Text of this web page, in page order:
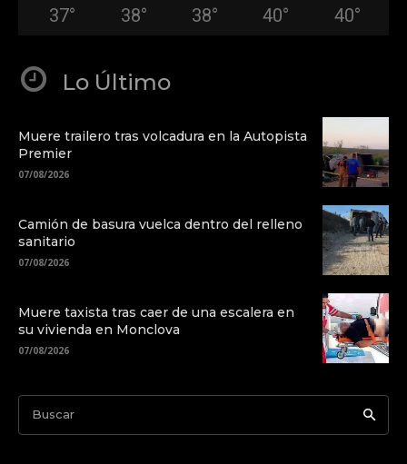
37° 38° 38° 40° 40°
Lo Último
Muere trailero tras volcadura en la Autopista
Premier
07/08/2026
Camión de basura vuelca dentro del relleno
sanitario
07/08/2026
Muere taxista tras caer de una escalera en
su vivienda en Monclova
07/08/2026
Buscar